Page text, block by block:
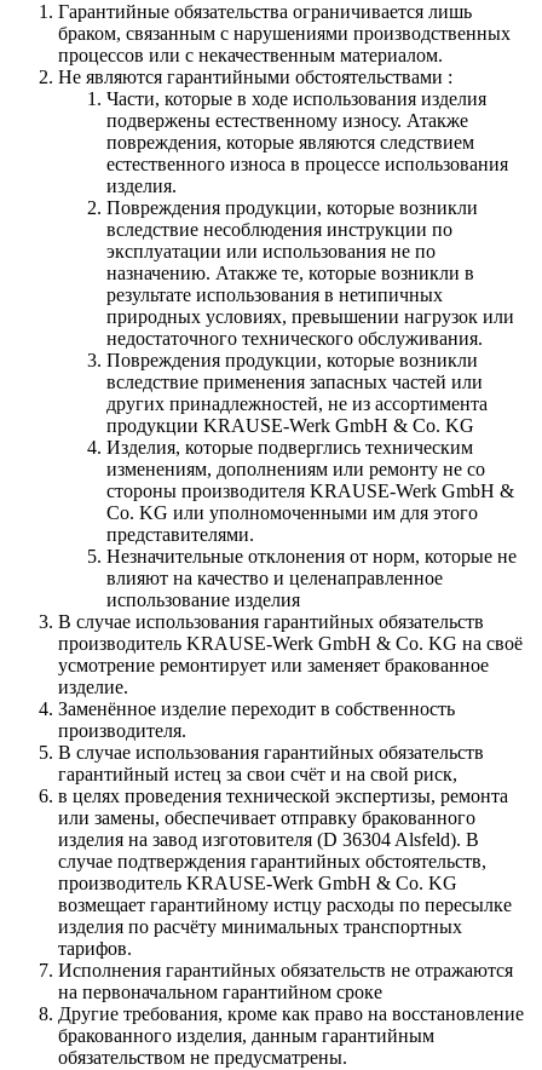
Гарантийные обязательства ограничивается лишь
браком, связанным с нарушениями производственных
процессов или с некачественным материалом.
Не являются гарантийными обстоятельствами :
Части, которые в ходе использования изделия
подвержены естественному износу. Атакже
повреждения, которые являются следствием
естественного износа в процессе использования
изделия.
Повреждения продукции, которые возникли
вследствие несоблюдения инструкции по
эксплуатации или использования не по
назначению. Атакже те, которые возникли в
результате использования в нетипичных
природных условиях, превышении нагрузок или
недостаточного технического обслуживания.
Повреждения продукции, которые возникли
вследствие применения запасных частей или
других принадлежностей, не из ассортимента
продукции KRAUSE-Werk GmbH & Со. KG
Изделия, которые подверглись техническим
изменениям, дополнениям или ремонту не со
стороны производителя KRAUSE-Werk GmbH &
Со. KG или уполномоченными им для этого
представителями.
Незначительные отклонения от норм, которые не
влияют на качество и целенаправленное
использование изделия
В случае использования гарантийных обязательств
производитель KRAUSE-Werk GmbH & Со. KG на своё
усмотрение ремонтирует или заменяет бракованное
изделие.
Заменённое изделие переходит в собственность
производителя.
В случае использования гарантийных обязательств
гарантийный истец за свои счёт и на свой риск,
в целях проведения технической экспертизы, ремонта
или замены, обеспечивает отправку бракованного
изделия на завод изготовителя (D 36304 Alsfeld). В
случае подтверждения гарантийных обстоятельств,
производитель KRAUSE-Werk GmbH & Со. KG
возмещает гарантийному истцу расходы по пересылке
изделия по расчёту минимальных транспортных
тарифов.
Исполнения гарантийных обязательств не отражаются
на первоначальном гарантийном сроке
Другие требования, кроме как право на восстановление
бракованного изделия, данным гарантийным
обязательством не предусматрены.